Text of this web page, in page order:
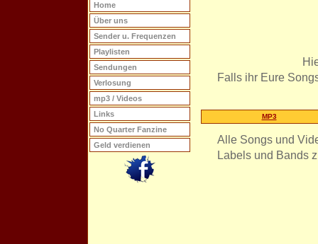
Home
Über uns
Sender u. Frequenzen
Playlisten
Sendungen
Verlosung
mp3 / Videos
Links
No Quarter Fanzine
Geld verdienen
Falls ihr Eure
MP3
Alle Songs und
Labels und Bands